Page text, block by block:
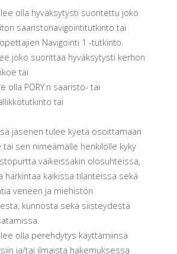
olla hyväksytysti suoritettu joko
saaristonavigointitutkinto tai
Navigointi 1 -tutkinto.
joko suorittaa hyväksytysti kerhon
tai
olla PORY:n saaristo- tai
tai
jäsenen tulee kyetä osoittamaan
tai sen nimeämälle henkilölle kyky
vaikeissakin olosuhteissa,
harkintaa kaikissa tilanteissa sekä
veneen ja miehistön
kunnosta sekä siisteydestä
olla perehdytys käyttämiinsä
ja/tai ilmaista hakemuksessa